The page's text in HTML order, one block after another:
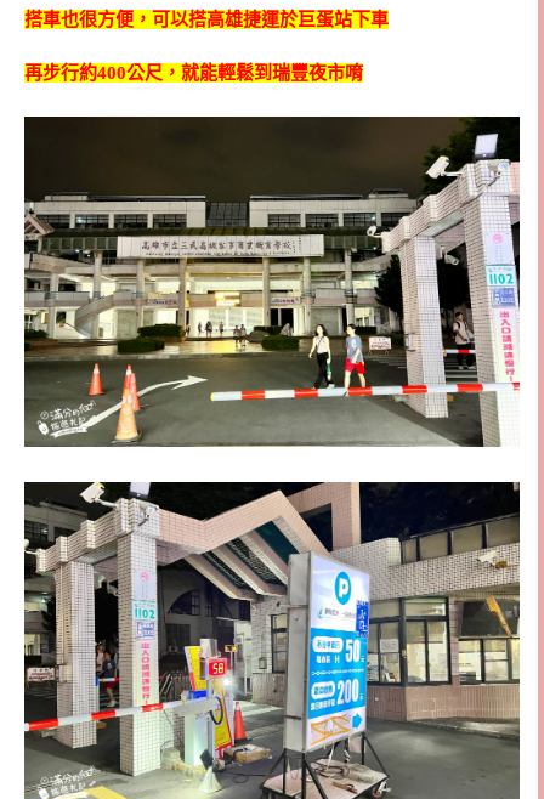
搭車也很方便，可以搭高雄捷運於巨蛋站下車
再步行約400公尺，就能輕鬆到瑞豐夜市唷